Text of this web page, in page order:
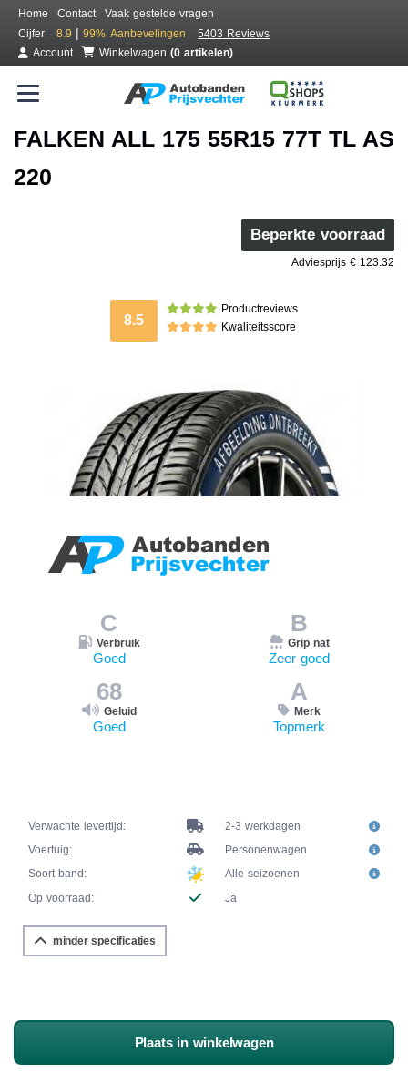
Home Contact
Vaak gestelde vragen
Cijfer
8.9 | 99% Aanbevelingen
5403 Reviews
Account
Winkelwagen (0 artikelen)
FALKEN ALL 175 55R15 77T TL AS
220
Beperkte voorraad
Adviesprijs € 123.32
8.5
Productreviews
Kwaliteitsscore
C
Verbruik
Goed
B
Grip nat
Zeer goed
68
Geluid
Goed
A
Merk
Topmerk
Verwachte levertijd:
2-3 werkdagen
Voertuig:
Personenwagen
Soort band:
Alle seizoenen
Op voorraad:
Ja
minder specificaties
Plaats in winkelwagen